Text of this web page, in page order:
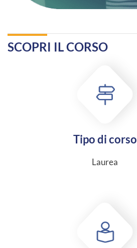
SCOPRI IL CORSO
Tipo di corso
Laurea